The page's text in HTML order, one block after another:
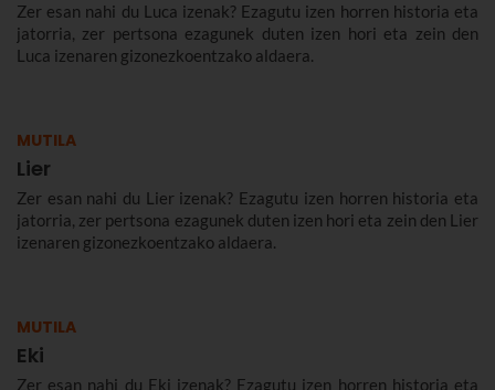
Zer esan nahi du Luca izenak? Ezagutu izen horren historia eta
jatorria, zer pertsona ezagunek duten izen hori eta zein den
Luca izenaren gizonezkoentzako aldaera.
MUTILA
Lier
Zer esan nahi du Lier izenak? Ezagutu izen horren historia eta
jatorria, zer pertsona ezagunek duten izen hori eta zein den Lier
izenaren gizonezkoentzako aldaera.
MUTILA
Eki
Zer esan nahi du Eki izenak? Ezagutu izen horren historia eta